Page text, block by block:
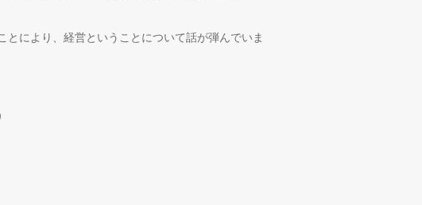
により、経営ということについて話が弾んでいま